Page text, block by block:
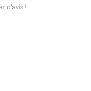
d'avis !